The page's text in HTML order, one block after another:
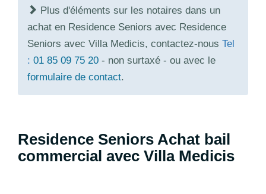
Plus d'éléments sur les notaires dans un
achat en Residence Seniors avec Residence
Seniors avec Villa Medicis, contactez-nous Tel
: 01 85 09 75 20 - non surtaxé - ou avec le
formulaire de contact.
Residence Seniors Achat bail
commercial avec Villa Medicis